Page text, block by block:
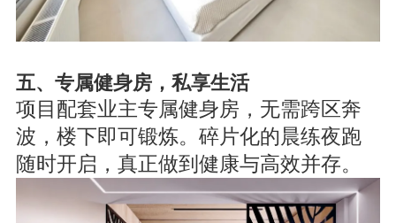
五、专属健身房，私享生活
项目配套业主专属健身房，无需跨区奔
波，楼下即可锻炼。碎片化的晨练夜跑
随时开启，真正做到健康与高效并存。